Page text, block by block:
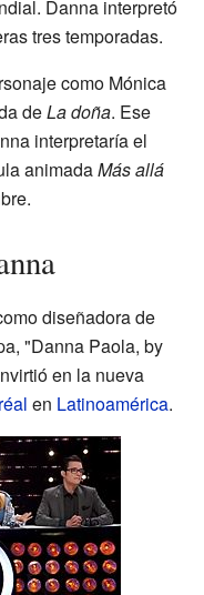
Danna interpretó
tres temporadas.
como Mónica
deLa doña. Ese
interpretaría el
animadaMás allá
diseñadora de
"Danna Paola, by
en la nueva
en Latinoamérica.